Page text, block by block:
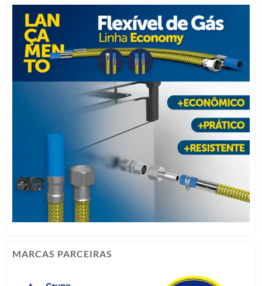
MARCAS PARCEIRAS